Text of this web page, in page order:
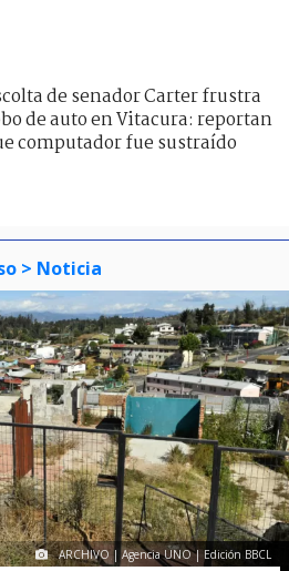
de senador Carter frustra
de auto en Vitacura: reportan
computador fue sustraído
> Noticia
ARCHIVO | Agencia UNO | Edición BBCL